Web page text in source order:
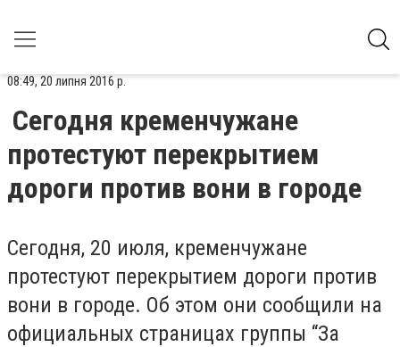
08:49, 20 липня 2016 р.
Сегодня кременчужане
протестуют перекрытием
дороги против вони в городе
Сегодня, 20 июля, кременчужане
протестуют перекрытием дороги против
вони в городе. Об этом они сообщили на
официальных страницах группы “За